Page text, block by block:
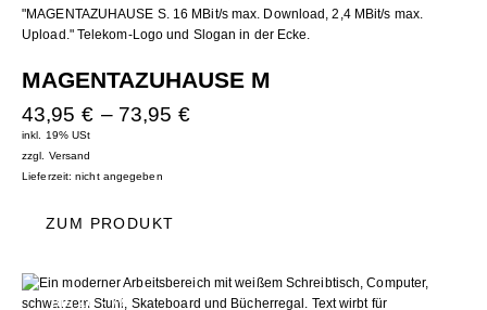
MAGENTAZUHAUSE M
43,95 € – 73,95 €
inkl. 19% USt
zzgl. Versand
Lieferzeit: nicht angegeben
ZUM PRODUKT
BIS ZU- 7%